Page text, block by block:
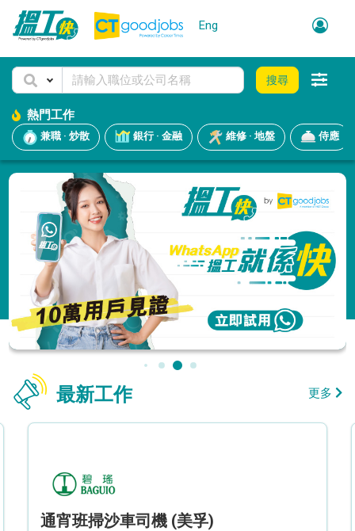
Eng
搜尋
熱門工作
兼職 · 炒散 銀行 · 金融 維修 · 地盤 侍應
最新工作 更多
通宵班掃沙車司機 (美孚)